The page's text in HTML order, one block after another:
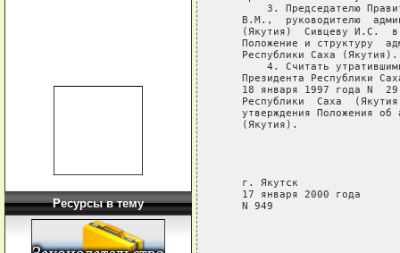
Ресурсы в тему
3. Председателю
В.М.,  руководителю
(Якутия)  Сивцеву И.С.
Положение и структуру
   Республики Саха (Якутия).
4. Считать
Президента Республики
18 января 1997 года N
Республики  Саха
утверждения Положения об
   (Якутия).
   г. Якутск
   17 января 2000 года
   N 949